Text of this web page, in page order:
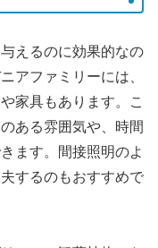
えるのに効果的なの
アファミリーには、
家具もあります。こ
ある雰囲気や、時間
ます。間接照明のよ
するのもおすすめで